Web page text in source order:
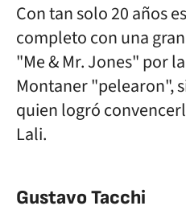
Con tan solo 20 años
completo con una
"Me & Mr. Jones" por
Montaner "pelearon",
quien logró
Lali.
Gustavo Tacchi